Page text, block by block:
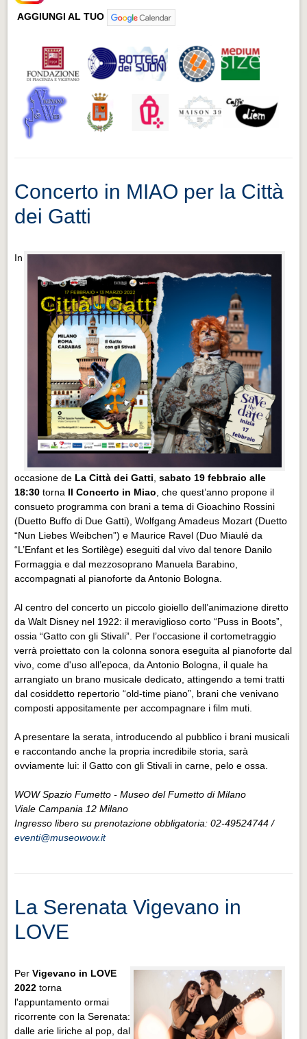
AGGIUNGI AL TUO
Concerto in MIAO per la Città
dei Gatti
In
occasione de La Città dei Gatti ,sabato 19 febbraio alle
18:30 torna Il Concerto in Miao , che quest’anno propone il
consueto programma con brani a tema di Gioachino Rossini
(Duetto Buffo di Due Gatti), Wolfgang Amadeus Mozart (Duetto
“Nun Liebes Weibchen”) e Maurice Ravel (Duo Miaulé da
“L’Enfant et les Sortilège) eseguiti dal vivo dal tenore Danilo
Formaggia e dal mezzosoprano Manuela Barabino,
accompagnati al pianoforte da Antonio Bologna.
Al centro del concerto un piccolo gioiello dell’animazione diretto
da Walt Disney nel 1922: il meraviglioso corto “Puss in Boots”,
ossia “Gatto con gli Stivali”. Per l’occasione il cortometraggio
verrà proiettato con la colonna sonora eseguita al pianoforte dal
vivo, come d'uso all’epoca, da Antonio Bologna, il quale ha
arrangiato un brano musicale dedicato, attingendo a temi tratti
dal cosiddetto repertorio “old-time piano”, brani che venivano
composti appositamente per accompagnare i film muti.
A presentare la serata, introducendo al pubblico i brani musicali
e raccontando anche la propria incredibile storia, sarà
ovviamente lui: il Gatto con gli Stivali in carne, pelo e ossa.
WOW Spazio Fumetto - Museo del Fumetto di Milano
Viale Campania 12 Milano
Ingresso libero su prenotazione obbligatoria: 02-49524744 /
eventi@museowow.it
La Serenata Vigevano in
LOVE
PerVigevano in LOVE
2022 torna
l'appuntamento ormai
ricorrente con la Serenata:
dalle arie liriche al pop, dal